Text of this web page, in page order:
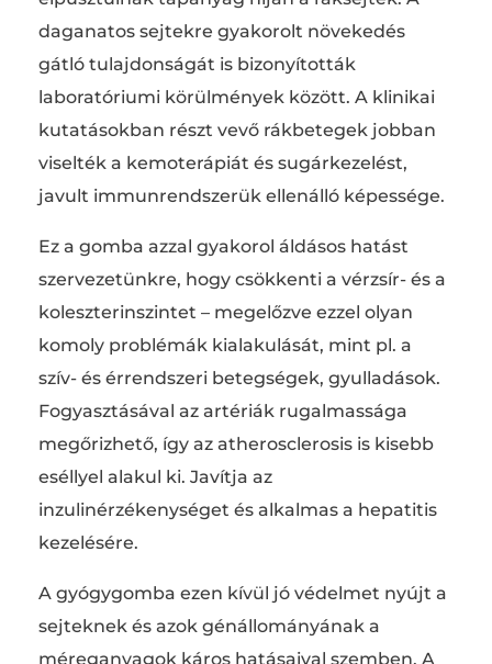
daganatos sejtekre gyakorolt növekedés
gátló tulajdonságát is bizonyították
laboratóriumi körülmények között. A klinikai
kutatásokban részt vevő rákbetegek jobban
viselték a kemoterápiát és sugárkezelést,
javult immunrendszerük ellenálló képessége.
Ez a gomba azzal gyakorol áldásos hatást
szervezetünkre, hogy csökkenti a vérzsír- és a
koleszterinszintet – megelőzve ezzel olyan
komoly problémák kialakulását, mint pl. a
szív- és érrendszeri betegségek, gyulladások.
Fogyasztásával az artériák rugalmassága
megőrizhető, így az atherosclerosis is kisebb
eséllyel alakul ki. Javítja az
inzulinérzékenységet és alkalmas a hepatitis
kezelésére.
A gyógygomba ezen kívül jó védelmet nyújt a
sejteknek és azok génállományának a
méreganyagok káros hatásaival szemben. A